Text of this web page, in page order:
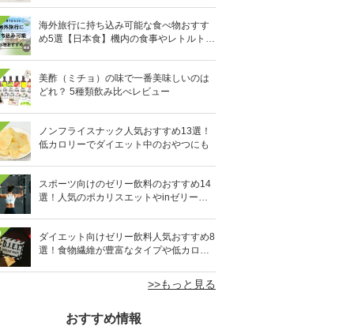
海外旅行に持ち込み可能な食べ物おすす
め5選【日本食】機内の食事やレトルト食
美酢（ミチョ）の味で一番美味しいのは
どれ？ 5種類飲み比べレビュー
ノンフライスナック人気おすすめ13選！
低カロリーでダイエット中のおやつにも
スポーツ向けのゼリー飲料のおすすめ14
選！人気のポカリスエットやinゼリーな
ダイエット向けゼリー飲料人気おすすめ8
選！食物繊維が豊富なタイプや低カロリ
>>もっと見る
おすすめ情報